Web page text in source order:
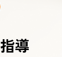
指導